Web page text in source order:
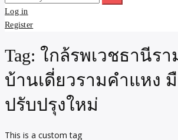
for:
Log in
Register
Tag: ใกล้รพเวชธานีร
บ้านเดี่ยวรามคำแหง
ปรับปรุงใหม่
This is a custom tag